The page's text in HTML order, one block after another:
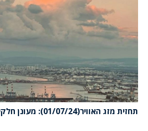
תחזית מזג האוויר(01/07/24): מעונן חלקית עד בהיר